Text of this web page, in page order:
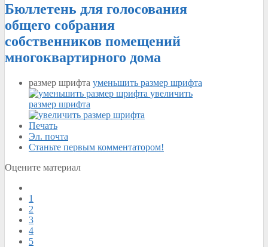
Бюллетень для голосования
общего собрания
собственников помещений
многоквартирного дома
размер шрифта уменьшить размер шрифта
увеличить
размер шрифта
Печать
Эл. почта
Станьте первым комментатором!
Оцените материал
1
2
3
4
5